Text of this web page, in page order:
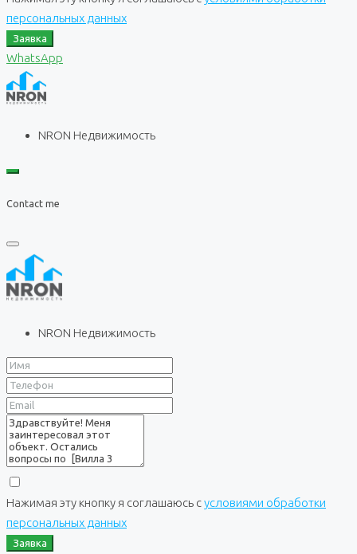
персональных данных
Заявка
WhatsApp
NRON Недвижимость
Contact me
NRON Недвижимость
Нажимая эту кнопку я соглашаюсь сусловиями обработки
персональных данных
Заявка